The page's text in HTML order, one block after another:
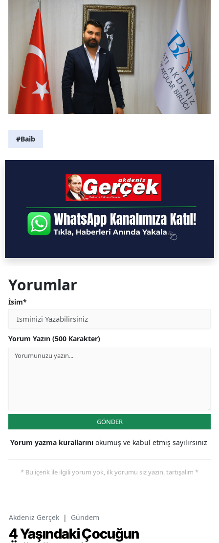
#Baib
Yorumlar
İsim*
Yorum Yazın (500 Karakter)
GÖNDER
Yorum yazma kurallarını okumuş ve kabul etmiş sayılırsınız
* Bu içerik ile ilgili yorum yok, ilk yorumu siz yazın, tartışalım *
Akdeniz Gerçek | Gündem
4 Yaşındaki Çocuğun